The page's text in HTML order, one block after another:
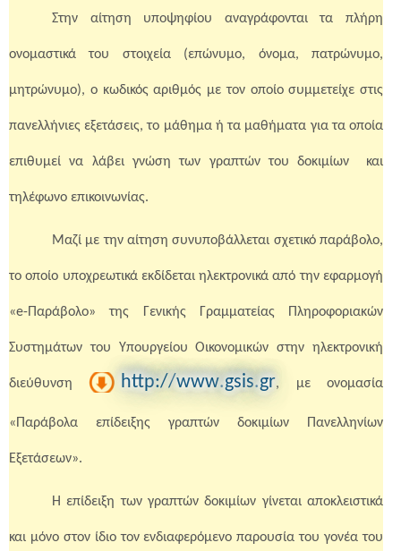
Στην αίτηση υποψηφίου αναγράφονται τα πλήρη
ονομαστικά του στοιχεία (επώνυμο, όνομα, πατρώνυμο,
μητρώνυμο), ο κωδικός αριθμός με τον οποίο συμμετείχε στις
πανελλήνιες εξετάσεις, το μάθημα ή τα μαθήματα για τα οποία
επιθυμεί να λάβει γνώση των γραπτών του δοκιμίων και
τηλέφωνο επικοινωνίας.
Μαζί με την αίτηση συνυποβάλλεται σχετικό παράβολο,
το οποίο υποχρεωτικά εκδίδεται ηλεκτρονικά από την εφαρμογή
«e-Παράβολο» της Γενικής Γραμματείας Πληροφοριακών
Συστημάτων του Υπουργείου Οικονομικών στην ηλεκτρονική
διεύθυνση http://www.gsis.gr, με ονομασία
«Παράβολα επίδειξης γραπτών δοκιμίων Πανελληνίων
Εξετάσεων».
Η επίδειξη των γραπτών δοκιμίων γίνεται αποκλειστικά
και μόνο στον ίδιο τον ενδιαφερόμενο παρουσία του γονέα του